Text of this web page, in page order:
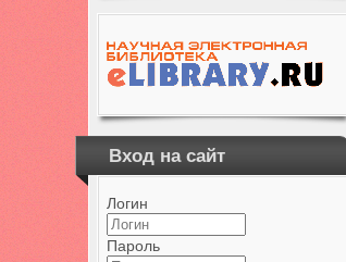
Вход на сайт
Логин
Пароль